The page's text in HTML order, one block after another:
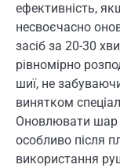
ефективність,
несвоєчасно
засіб за 20-30
рівномірно
шиї, не
винятком
Оновлювати шар
особливо після
використання